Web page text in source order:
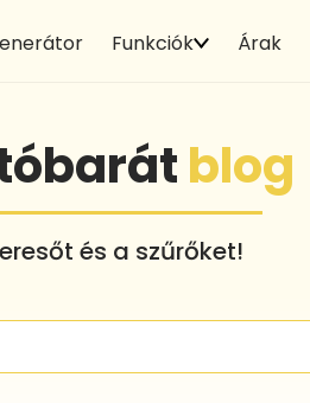
Funkciók Árak
blog
és a szűrőket!